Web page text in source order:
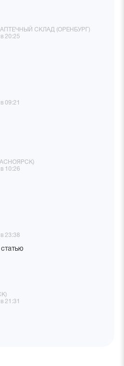
СКЛАД (ОРЕНБУРГ)
20:25
09:21
10:26
23:38
21:31